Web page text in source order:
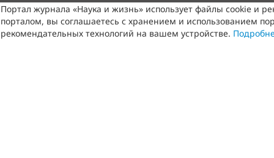
Портал журнала «Наука и жизнь» использует файлы cookie и
порталом, вы соглашаетесь с хранением и использованием
рекомендательных технологий на вашем устройстве.